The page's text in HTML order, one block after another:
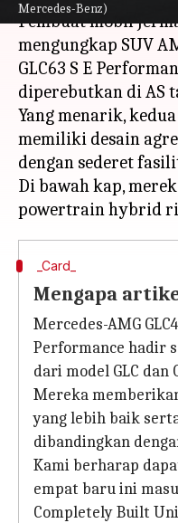
Mercedes-Benz)
Pembuat mobil
mengungkap SUV
GLC63 S E
diperebutkan di AS
Yang menarik,
memiliki desain
dengan sederet
Di bawah kap,
_Card_
Mengapa
Mercedes-AMG
Performance hadir
dari model GLC dan
Mereka
yang lebih baik
dibandingkan
Kami berharap
empat baru ini
Completely Built